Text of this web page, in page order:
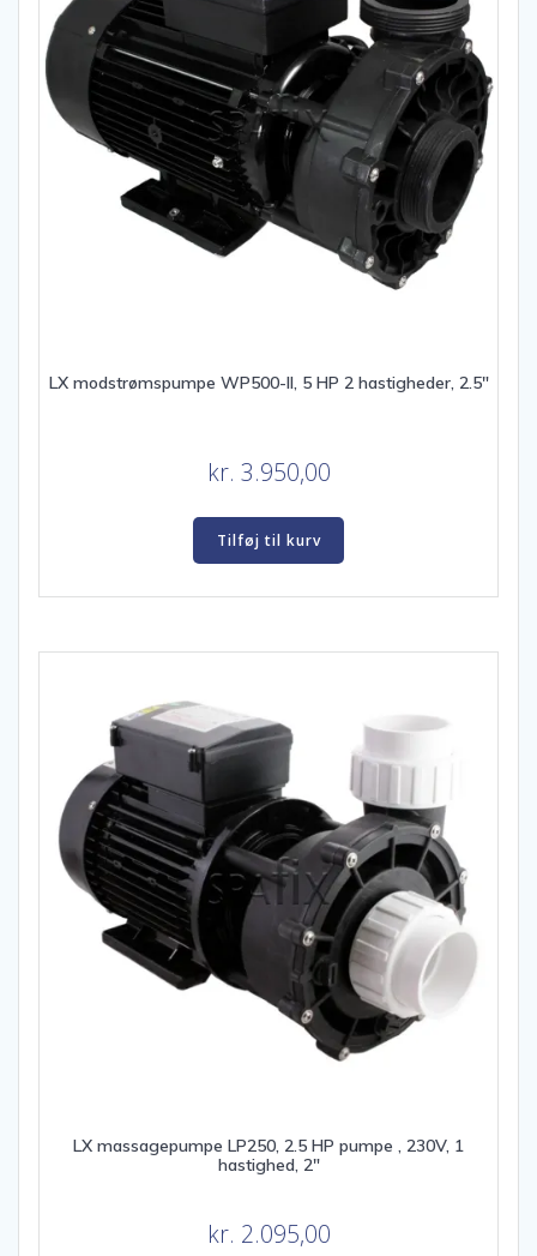
LX modstrømspumpe WP500-II, 5 HP 2 hastigheder, 2.5″
kr. 3.950,00
Tilføj til kurv
LX massagepumpe LP250, 2.5 HP pumpe , 230V, 1
hastighed, 2″
kr. 2.095,00